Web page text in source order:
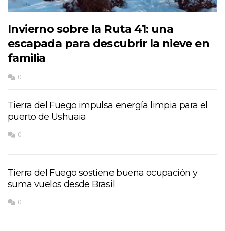
Invierno sobre la Ruta 41: una
escapada para descubrir la nieve en
familia
0
Tierra del Fuego impulsa energía limpia para el
puerto de Ushuaia
0
Tierra del Fuego sostiene buena ocupación y
suma vuelos desde Brasil
0